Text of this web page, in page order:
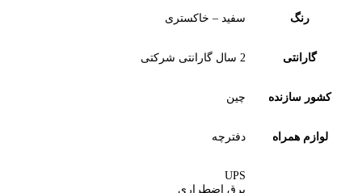
سفید – خاکستری
2 سال گارانتی شرکتی
چین
دفترچه
برق اضطراری